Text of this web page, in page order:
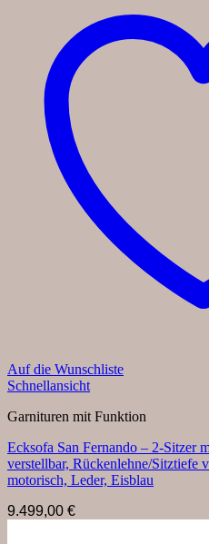
Auf die Wunschliste
Schnellansicht
Garnituren mit Funktion
Ecksofa San Fernando – 2-Sitzer
verstellbar, Rückenlehne/Sitztiefe
motorisch, Leder, Eisblau
9.499,00 €